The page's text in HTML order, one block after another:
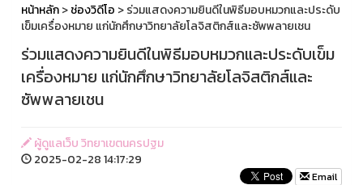
หน้าหลัก>ช่องวิดีโอ > ร่วมแสดงความยินดีในพิธีมอบหมวกและประดับ
เข็มเครื่องหมาย แก่นักศึกษาวิทยาลัยโลจิสติกส์และซัพพลายเชน
ร่วมแสดงความยินดีในพิธีมอบหมวกและประดับเข็ม
เครื่องหมาย แก่นักศึกษาวิทยาลัยโลจิสติกส์และ
ซัพพลายเชน
ผู้ดูแลเว็บ วิทยาเขตนครปฐม
2025-02-28 14:17:29
Email